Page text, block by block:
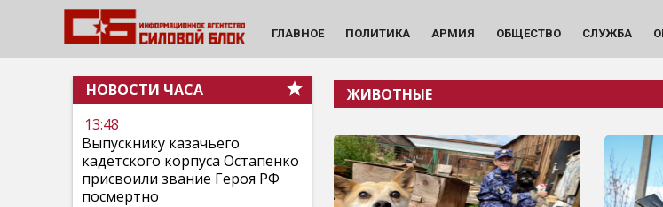
ГЛАВНОЕ ПОЛИТИКА АРМИЯ ОБЩЕСТВО СЛУЖБА
НОВОСТИ ЧАСА
13:48
Выпускнику казачьего
кадетского корпуса Остапенко
присвоили звание Героя РФ
посмертно
ЖИВОТНЫЕ